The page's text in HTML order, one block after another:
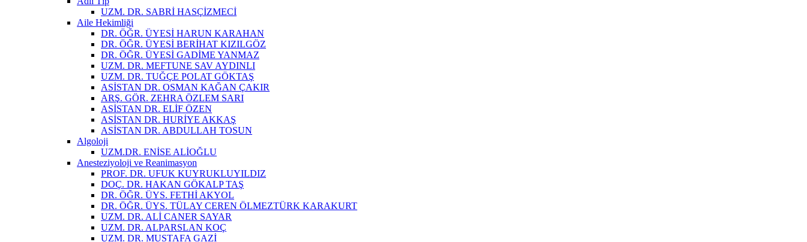
UZM. DR. SABRİ HASÇİZMECİ
Aile Hekimliği
DR. ÖĞR. ÜYESİ HARUN KARAHAN
DR. ÖĞR. ÜYESİ BERİHAT KIZILGÖZ
DR. ÖĞR. ÜYESİ GADİME YANMAZ
UZM. DR. MEFTUNE SAV AYDINLI
UZM. DR. TUĞÇE POLAT GÖKTAŞ
ASİSTAN DR. OSMAN KAĞAN ÇAKIR
ARŞ. GÖR. ZEHRA ÖZLEM SARI
ASİSTAN DR. ELİF ÖZEN
ASİSTAN DR. HURİYE AKKAŞ
ASİSTAN DR. ABDULLAH TOSUN
Algoloji
UZM.DR. ENİSE ALİOĞLU
Anesteziyoloji ve Reanimasyon
PROF. DR. UFUK KUYRUKLUYILDIZ
DOÇ. DR. HAKAN GÖKALP TAŞ
DR. ÖĞR. ÜYS. FETHİ AKYOL
DR. ÖĞR. ÜYS. TÜLAY CEREN ÖLMEZTÜRK KARAKURT
UZM. DR. ALİ CANER SAYAR
UZM. DR. ALPARSLAN KOÇ
UZM. DR. MUSTAFA GAZİ